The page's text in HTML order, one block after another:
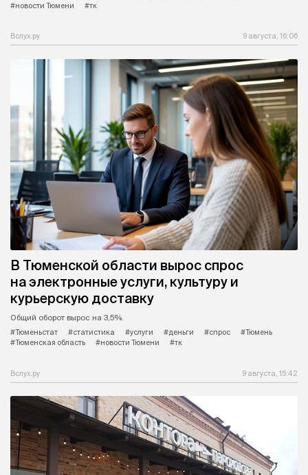
#новости Тюмени
#тк
Вслух.ру 9 августа, 16:06
В Тюменской области вырос спрос
на электронные услуги, культуру и
курьерскую доставку
Общий оборот вырос на 3,5%.
#Тюменьстат
#статистика #услуги #деньги #спрос
#Тюмень
#Тюменская область
#новости Тюмени #тк
Вслух.ру 9 августа, 15:42